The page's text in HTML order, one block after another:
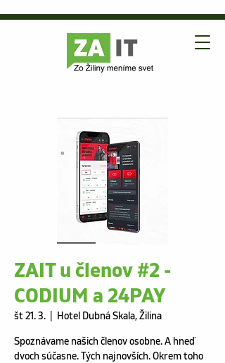
ZAIT u členov #2 -
CODIUM a 24PAY
št 21. 3. Hotel Dubná Skala, Žilina
Spoznávame našich členov osobne. A hneď
dvoch súčasne. Tých najnovších. Okrem toho